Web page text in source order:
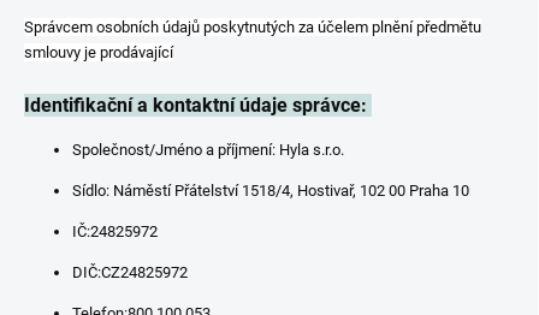
Správcem osobních údajů poskytnutých za účelem plnění předmětu
smlouvy je prodávající
Identifikační a kontaktní údaje správce:
Společnost/Jméno a příjmení: Hyla s.r.o.
Sídlo: Náměstí Přátelství 1518/4, Hostivař, 102 00 Praha 10
IČ:24825972
DIČ:CZ24825972